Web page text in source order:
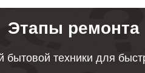
Этапы ремонта
техники для